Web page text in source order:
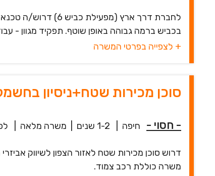
לחברת דרך ארץ
בכביש ברמה גבוהה באופן שוטף. תפקיד מגוון -
+ לצפייה בפרטי המשרה
סוכן מכירות שטח+ניסיון
- חסוי - חיפה 1-2 שנים משרה מלאה לפני
דרוש סוכן מכירות שטח לאזור הצפון לשיווק
משרה כוללת רכב צמוד.